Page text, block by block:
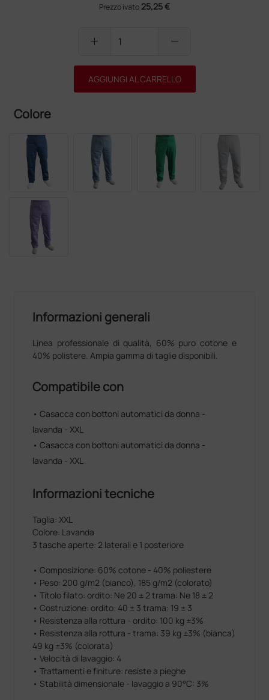
Prezzo ivato 25,25 €
add remove
AGGIUNGI AL CARRELLO
Colore
Informazioni generali
Linea professionale di qualità, 60% puro cotone e
40% polistere. Ampia gamma di taglie disponibili.
Compatibile con
• Casacca con bottoni automatici da donna -
lavanda - XXL
• Casacca con bottoni automatici da donna -
lavanda - XXL
Informazioni tecniche
Taglia: XXL
Colore: Lavanda
3 tasche aperte: 2 laterali e 1 posteriore
• Composizione: 60% cotone - 40% poliestere
• Peso: 200 g/m2 (bianco), 185 g/m2 (colorato)
• Titolo filato: ordito: Ne 20 ± 2 trama: Ne 18 ± 2
• Costruzione: ordito: 40 ± 3 trama: 19 ± 3
• Resistenza alla rottura - ordito: 100 kg ±3%
• Resistenza alla rottura - trama: 39 kg ±3% (bianca)
49 kg ±3% (colorata)
• Velocità di lavaggio: 4
• Trattamenti e finiture: resiste a pieghe
• Stabilità dimensionale - lavaggio a 90°C: 3%